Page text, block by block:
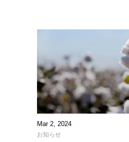
Mar 2, 2024
お知らせ